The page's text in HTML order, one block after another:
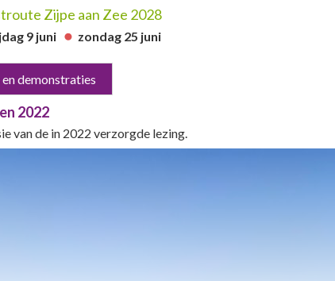
Zijpe aan Zee 2028
9 juni zondag 25 juni
demonstraties
2022
van de in 2022 verzorgde lezing.